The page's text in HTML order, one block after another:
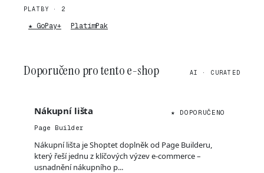
PLATBY · 2
★ GoPay+ PlatímPak
Doporučeno pro tento e-shop AI · CURATED
Nákupní lišta
★ DOPORUČENO
Page Builder
Nákupní lišta je Shoptet doplněk od Page Builderu,
který řeší jednu z klíčových výzev e-commerce –
usnadnění nákupního p...